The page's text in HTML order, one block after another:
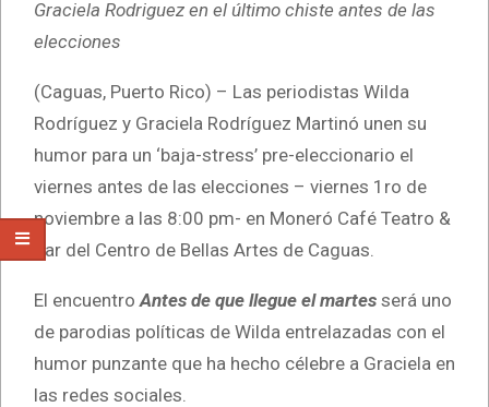
Graciela Rodriguez en el último chiste antes de las
elecciones
(Caguas, Puerto Rico) – Las periodistas Wilda
Rodríguez y Graciela Rodríguez Martinó unen su
humor para un ‘baja-stress’ pre-eleccionario el
viernes antes de las elecciones – viernes 1ro de
noviembre a las 8:00 pm- en Moneró Café Teatro &
Bar del Centro de Bellas Artes de Caguas.
El encuentro Antes de que llegue el martes será uno
de parodias políticas de Wilda entrelazadas con el
humor punzante que ha hecho célebre a Graciela en
las redes sociales.